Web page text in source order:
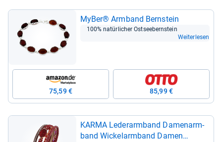
MyBer® Arm­band Bern­stein
100% natür­li­cher Ost­see­b­ern­stein
Weiterlesen
75,59 € 85,99 €
KARMA Leder­arm­band Damen­arm­
band Wickel­arm­band Damen